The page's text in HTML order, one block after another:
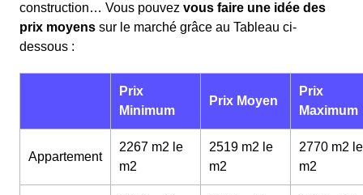
construction… Vous pouvez vous faire une idée des
prix moyens sur le marché grâce au Tableau ci-
dessous :
Prix
Minimum
Prix Moyen
Prix
Maximum
Appartement
2267 m2 le
m2
2519 m2 le
m2
2770 m2 le
m2